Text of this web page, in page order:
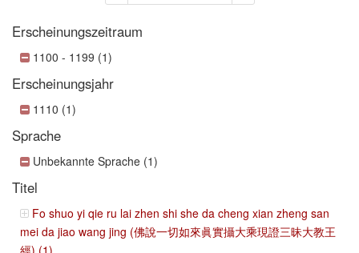
Erscheinungszeitraum
1100 - 1199 (1)
Erscheinungsjahr
1110 (1)
Sprache
Unbekannte Sprache (1)
Titel
Fo shuo yi qie ru lai zhen shi she da cheng xian zheng san
mei da jiao wang jing (佛說一切如來眞實攝大乘現證三昧大教王
經) (1)